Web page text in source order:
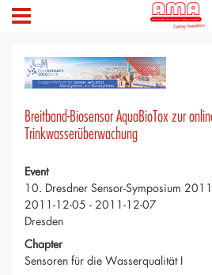
Breitband-Biosensor AquaBioTox zur
Trinkwasserüberwachung
Event
10. Dresdner Sensor-Symposium 2011
2011-12-05 - 2011-12-07
Dresden
Chapter
Sensoren für die Wasserqualität I